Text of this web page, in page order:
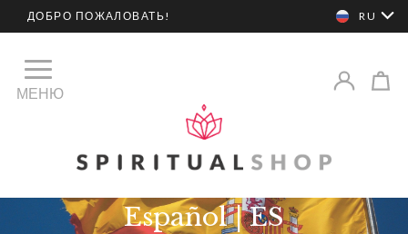
ДОБРО ПОЖАЛОВАТЬ! RU
МЕНЮ
Español | ES